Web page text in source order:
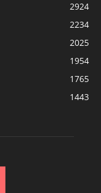
2924
2234
2025
1954
1765
1443